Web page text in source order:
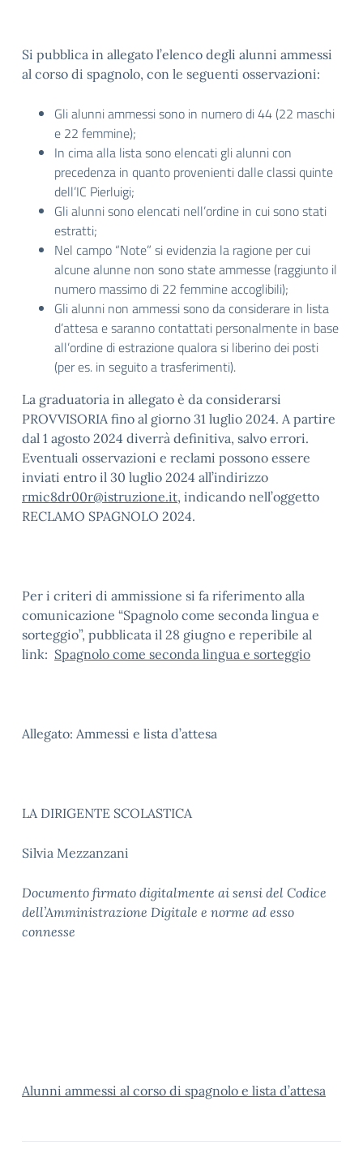
Si pubblica in allegato l’elenco degli alunni ammessi
al corso di spagnolo, con le seguenti osservazioni:
Gli alunni ammessi sono in numero di 44 (22 maschi
e 22 femmine);
In cima alla lista sono elencati gli alunni con
precedenza in quanto provenienti dalle classi quinte
dell’IC Pierluigi;
Gli alunni sono elencati nell’ordine in cui sono stati
estratti;
Nel campo “Note” si evidenzia la ragione per cui
alcune alunne non sono state ammesse (raggiunto il
numero massimo di 22 femmine accoglibili);
Gli alunni non ammessi sono da considerare in lista
d’attesa e saranno contattati personalmente in base
all’ordine di estrazione qualora si liberino dei posti
(per es. in seguito a trasferimenti).
La graduatoria in allegato è da considerarsi
PROVVISORIA fino al giorno 31 luglio 2024. A partire
dal 1 agosto 2024 diverrà definitiva, salvo errori.
Eventuali osservazioni e reclami possono essere
inviati entro il 30 luglio 2024 all’indirizzo
rmic8dr00r@istruzione.it, indicando nell’oggetto
RECLAMO SPAGNOLO 2024.
Per i criteri di ammissione si fa riferimento alla
comunicazione “Spagnolo come seconda lingua e
sorteggio”, pubblicata il 28 giugno e reperibile al
link: Spagnolo come seconda lingua e sorteggio
Allegato: Ammessi e lista d’attesa
LA DIRIGENTE SCOLASTICA
Silvia Mezzanzani
Documento firmato digitalmente ai sensi del Codice
dell’Amministrazione Digitale e norme ad esso
connesse
Alunni ammessi al corso di spagnolo e lista d’attesa